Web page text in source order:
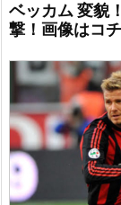
ベッカム 変貌
撃！画像はコチ